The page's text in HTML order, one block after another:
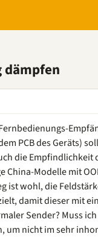
dämpfen
PCB des Geräts)
die Empfindlichkeit
Modelle mit
ist wohl, die
damit dieser mit
Sender? Muss
um nicht im sehr